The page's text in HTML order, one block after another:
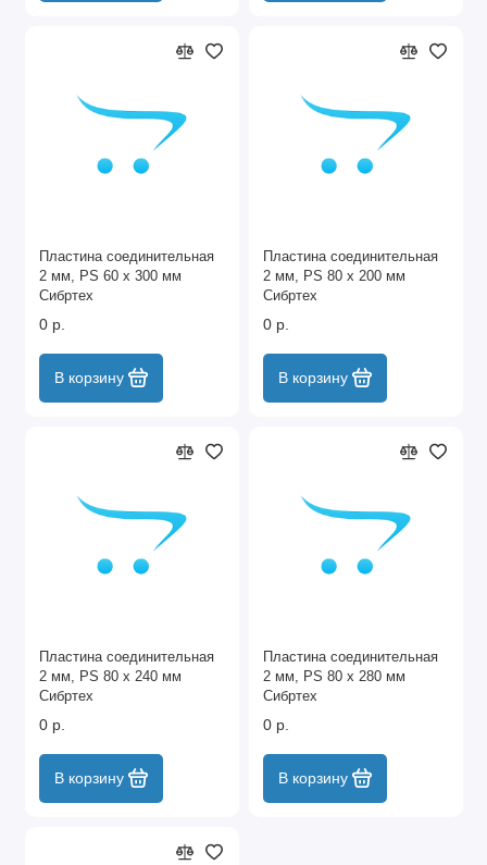
Пластина соединительная
2 мм, PS 60 х 300 мм
Сибртех
0 р.
В корзину
Пластина соединительная
2 мм, PS 80 х 200 мм
Сибртех
0 р.
В корзину
Пластина соединительная
2 мм, PS 80 х 240 мм
Сибртех
0 р.
В корзину
Пластина соединительная
2 мм, PS 80 х 280 мм
Сибртех
0 р.
В корзину